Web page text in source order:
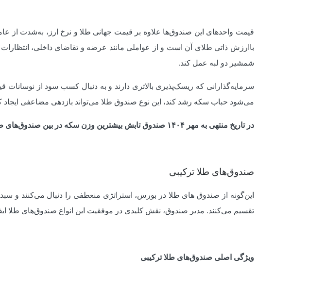
قیمت واحدهای این صندوق‌ها علاوه بر قیمت جهانی طلا و نرخ ارز، به‌شدت از
باارزش ذاتی طلای آن است و از عواملی مانند عرضه و تقاضای داخلی،
شمشیر دو لبه عمل کند.
سرمایه‌گذارانی که ریسک‌پذیری بالاتری دارند و به دنبال کسب سود از
می‌شود حباب سکه رشد کند، این نوع صندوق طلا می‌تواند بازدهی مضاعفی
در تاریخ منتهی به مهر ۱۴۰۴ صندوق تابش بیشترین وزن سکه در بین صندوق‌های طلا را دارد.
صندوق‌های طلا ترکیبی
این‌گونه از صندوق های طلا در بورس، استراتژی منعطفی را دنبال می‌کنند و
تقسیم می‌کنند. مدیر صندوق، نقش کلیدی در موفقیت این انواع صندوق‌های طلا
ویژگی اصلی صندوق‌های طلا ترکیبی